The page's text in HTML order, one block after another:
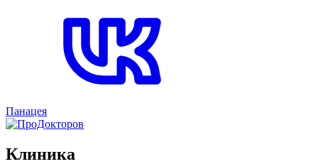
Панацея
Клиника